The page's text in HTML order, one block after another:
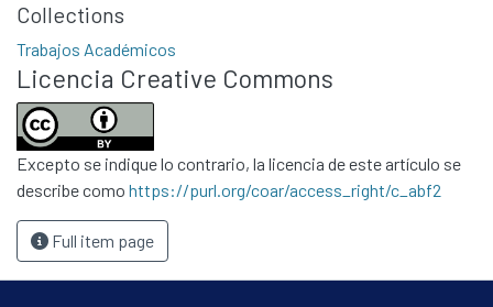
Communities & Collections
All of DSpace
Statistics
Contacto
Políticas
Collections
Trabajos Académicos
Licencia Creative Commons
Excepto se indique lo contrario, la licencia de este artículo se
describe como https://purl.org/coar/access_right/c_abf2
Full item page